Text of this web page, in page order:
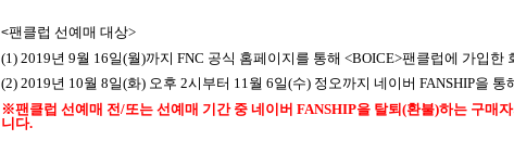
<팬클럽 선예매 대상>
(1) 2019년 9월 16일(월)까지 FNC 공식 홈페이지를 통해 <BOICE>팬클럽에 가입한
(2) 2019년 10월 8일(화) 오후 2시부터 11월 6일(수) 정오까지 네이버 FANSHIP을 통
※팬클럽 선예매 전 /또는 선예매 기간 중 네이버 FANSHIP을 탈퇴 (환불)하는 구매
니다.